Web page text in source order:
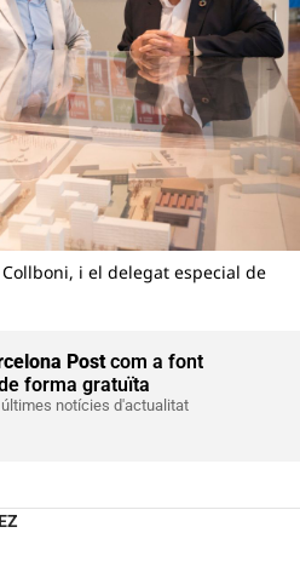
i el delegat especial de
Postcom a font
forma gratuïta
notícies d'actualitat